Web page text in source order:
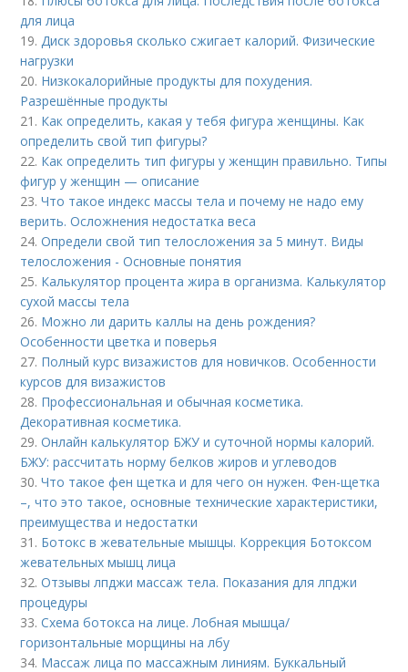
для лица
19.Диск здоровья сколько сжигает калорий. Физические
нагрузки
20. Низкокалорийные продукты для похудения.
Разрешённые продукты
21. Как определить, какая у тебя фигура женщины. Как
определить свой тип фигуры?
22. Как определить тип фигуры у женщин правильно. Типы
фигур у женщин — описание
23.Что такое индекс массы тела и почему не надо ему
верить. Осложнения недостатка веса
24.Определи свой тип телосложения за 5 минут. Виды
телосложения - Основные понятия
25. Калькулятор процента жира в организма. Калькулятор
сухой массы тела
26. Можно ли дарить каллы на день рождения?
Особенности цветка и поверья
27. Полный курс визажистов для новичков. Особенности
курсов для визажистов
28. Профессиональная и обычная косметика.
Декоративная косметика.
29.Онлайн калькулятор БЖУ и суточной нормы калорий.
БЖУ: рассчитать норму белков жиров и углеводов
30.Что такое фен щетка и для чего он нужен. Фен-щетка
–, что это такое, основные технические характеристики,
преимущества и недостатки
31. Ботокс в жевательные мышцы. Коррекция Ботоксом
жевательных мышц лица
32.Отзывы лпджи массаж тела. Показания для лпджи
процедуры
33.Схема ботокса на лице. Лобная мышца/
горизонтальные морщины на лбу
34. Массаж лица по массажным линиям. Буккальный